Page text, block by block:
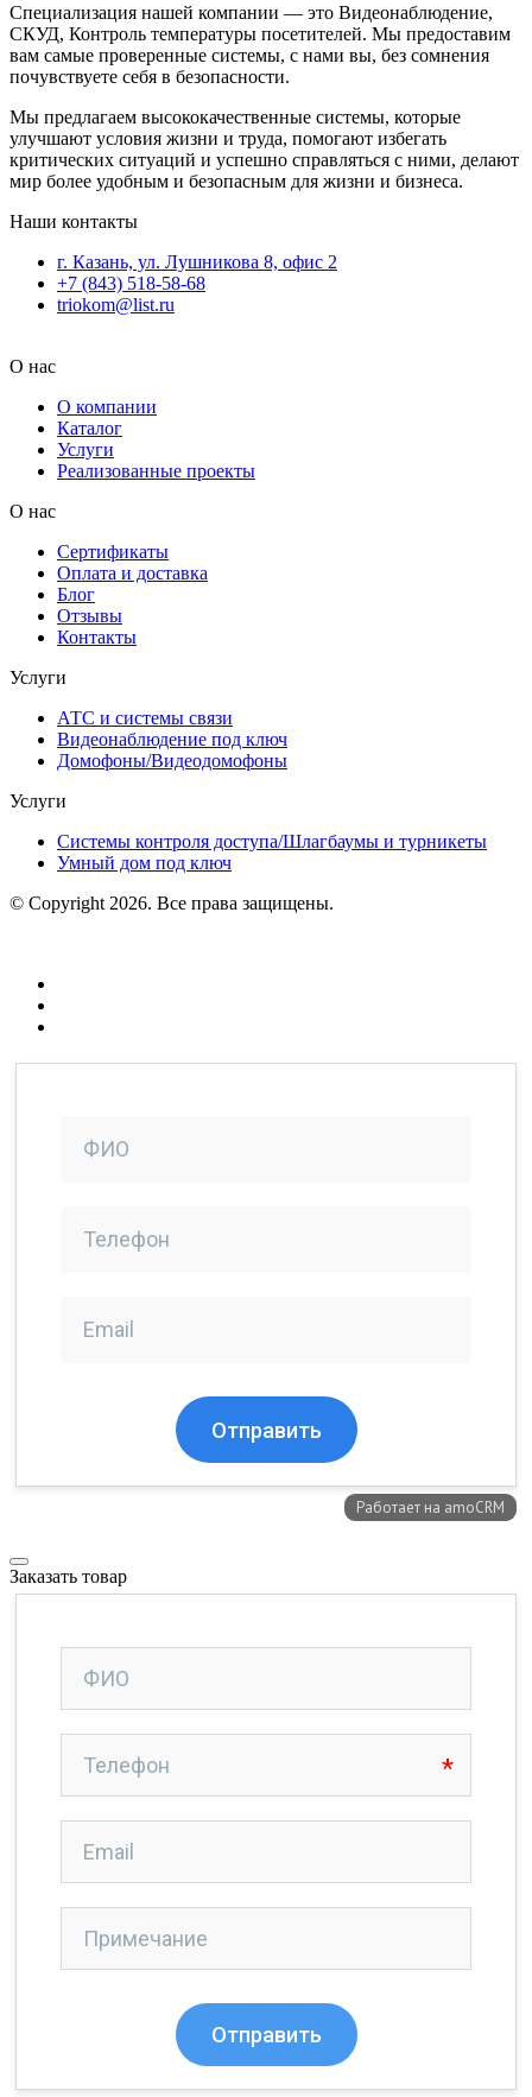
Специализация нашей компании — это Видеонаблюдение,
СКУД, Контроль температуры посетителей. Мы предоставим
вам самые проверенные системы, с нами вы, без сомнения
почувствуете себя в безопасности.
Мы предлагаем высококачественные системы, которые
улучшают условия жизни и труда, помогают избегать
критических ситуаций и успешно справляться с ними, делают
мир более удобным и безопасным для жизни и бизнеса.
Наши контакты
г. Казань, ул. Лушникова 8, офис 2
+7 (843) 518-58-68
triokom@list.ru
О нас
О компании
Каталог
Услуги
Реализованные проекты
О нас
Сертификаты
Оплата и доставка
Блог
Отзывы
Контакты
Услуги
АТС и системы связи
Видеонаблюдение под ключ
Домофоны/Видеодомофоны
Услуги
Системы контроля доступа/Шлагбаумы и турникеты
Умный дом под ключ
© Copyright 2026. Все права защищены.
Заказать товар